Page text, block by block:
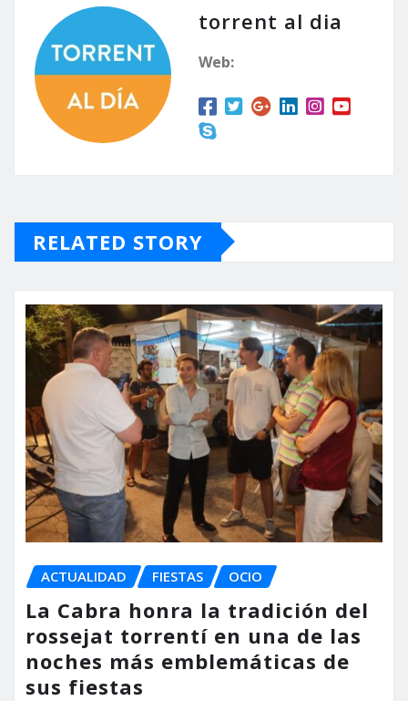
torrent al dia
Web:
RELATED STORY
ACTUALIDAD FIESTAS OCIO
La Cabra honra la tradición del
rossejat torrentí en una de las
noches más emblemáticas de
sus fiestas